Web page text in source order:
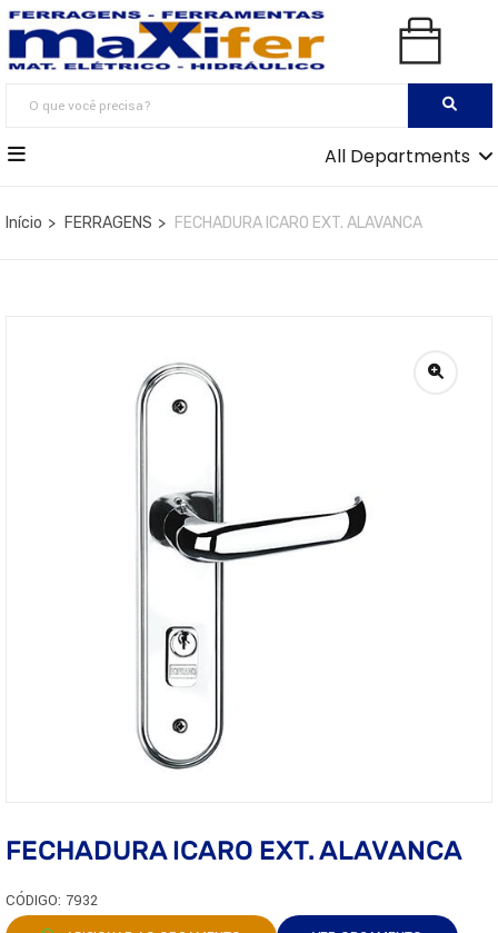
All Departments
Início FERRAGENS FECHADURA ICARO EXT. ALAVANCA
FECHADURA ICARO EXT. ALAVANCA
CÓDIGO: 7932